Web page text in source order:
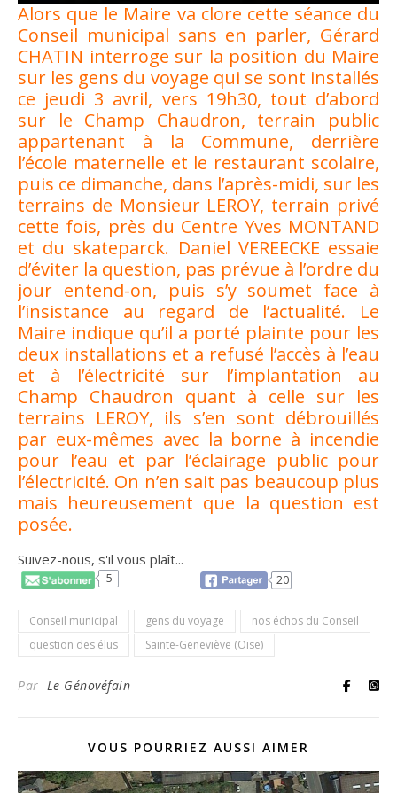
Alors que le Maire va clore cette séance du
Conseil municipal sans en parler, Gérard
CHATIN interroge sur la position du Maire
sur les gens du voyage qui se sont installés
ce jeudi 3 avril, vers 19h30, tout d’abord
sur le Champ Chaudron, terrain public
appartenant à la Commune, derrière
l’école maternelle et le restaurant scolaire,
puis ce dimanche, dans l’après-midi, sur les
terrains de Monsieur LEROY, terrain privé
cette fois, près du Centre Yves MONTAND
et du skateparck. Daniel VEREECKE essaie
d’éviter la question, pas prévue à l’ordre du
jour entend-on, puis s’y soumet face à
l’insistance au regard de l’actualité. Le
Maire indique qu’il a porté plainte pour les
deux installations et a refusé l’accès à l’eau
et à l’électricité sur l’implantation au
Champ Chaudron quant à celle sur les
terrains LEROY, ils s’en sont débrouillés
par eux-mêmes avec la borne à incendie
pour l’eau et par l’éclairage public pour
l’électricité. On n’en sait pas beaucoup plus
mais heureusement que la question est
posée.
Suivez-nous, s'il vous plaît...
5 20
Conseil municipal gens du voyage
nos échos du Conseil
question des élus
Sainte-Geneviève (Oise)
Par Le Génovéfain
VOUS POURRIEZ AUSSI AIMER